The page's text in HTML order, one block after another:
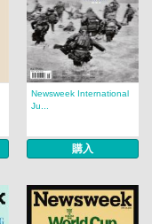
Newsweek International
Ju...
購入